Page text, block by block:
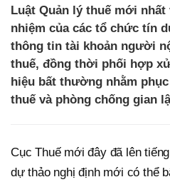
Luật Quản lý thuế mới
nhiệm của các tổ chức tín
thông tin tài khoản người
thuế, đồng thời phối hợp
hiệu bất thường nhằm
thuế và phòng chống gian
Cục Thuế mới đây đã lên
dự thảo nghị định mới có thể